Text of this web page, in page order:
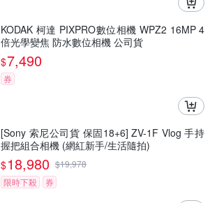
KODAK 柯達 PIXPRO數位相機 WPZ2 16MP 4
倍光學變焦 防水數位相機 公司貨
$7,490
券
[Sony 索尼公司貨 保固18+6] ZV-1F Vlog 手持
握把組合相機 (網紅新手/生活隨拍)
$18,980 $19,978
限時下殺
券